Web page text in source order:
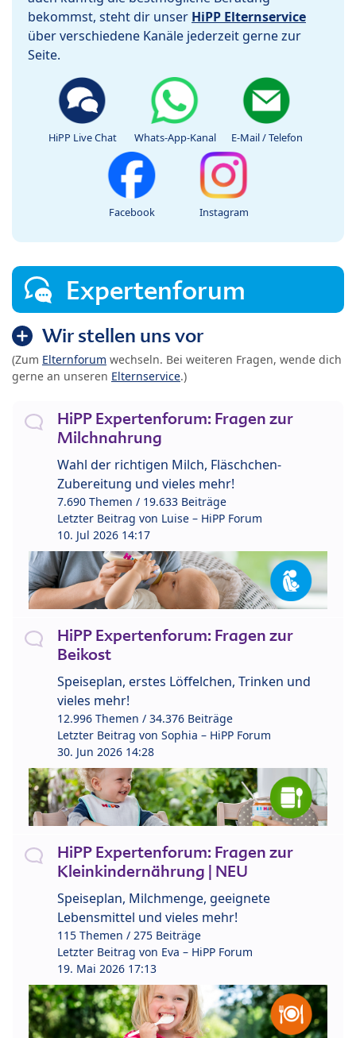
bekommst, steht dir unser HiPP Elternservice
über verschiedene Kanäle jederzeit gerne zur
Seite.
HiPP Live Chat Whats-App-Kanal E-Mail / Telefon
Facebook Instagram
Expertenforum
Wir stellen uns vor
(Zum Elternforum wechseln. Bei weiteren Fragen, wende dich
gerne an unseren Elternservice.)
HiPP Expertenforum: Fragen zur
Milchnahrung
Wahl der richtigen Milch, Fläschchen-
Zubereitung und vieles mehr!
7.690 Themen / 19.633 Beiträge
Letzter Beitrag von Luise – HiPP Forum
10. Jul 2026 14:17
HiPP Expertenforum: Fragen zur
Beikost
Speiseplan, erstes Löffelchen, Trinken und
vieles mehr!
12.996 Themen / 34.376 Beiträge
Letzter Beitrag von Sophia – HiPP Forum
30. Jun 2026 14:28
HiPP Expertenforum: Fragen zur
Kleinkindernährung | NEU
Speiseplan, Milchmenge, geeignete
Lebensmittel und vieles mehr!
115 Themen / 275 Beiträge
Letzter Beitrag von Eva – HiPP Forum
19. Mai 2026 17:13